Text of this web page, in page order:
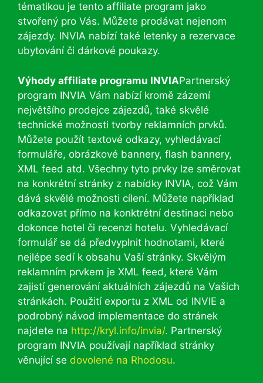
tématikou je tento affiliate program jako
stvořený pro Vás. Můžete prodávat nejenom
zájezdy. INVIA nabízí také letenky a rezervace
ubytování či dárkové poukazy.
Výhody affiliate programu INVIAPartnerský
program INVIA Vám nabízí kromě zázemí
největšího prodejce zájezdů, také skvělé
technické možnosti tvorby reklamních prvků.
Můžete použít textové odkazy, vyhledávací
formuláře, obrázkové bannery, flash bannery,
XML feed atd. Všechny tyto prvky lze směrovat
na konkrétní stránky z nabídky INVIA, což Vám
dává skvělé možnosti cílení. Můžete například
odkazovat přímo na konktrétní destinaci nebo
dokonce hotel či recenzi hotelu. Vyhledávací
formulář se dá předvyplnit hodnotami, které
nejlépe sedí k obsahu Vaší stránky. Skvělým
reklamním prvkem je XML feed, které Vám
zajistí generování aktuálních zájezdů na Vašich
stránkách. Použití exportu z XML od INVIE a
podrobný návod implementace do stránek
najdete na http://kryl.info/invia/. Partnerský
program INVIA používají například stránky
věnující se dovolené na Rhodosu.